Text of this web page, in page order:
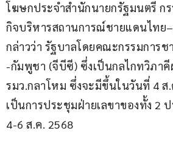
โฆษกประจำสำนักนายกรัฐมนตรี ก
กิจบริหารสถานการณ์ชายแดนไทย
กล่าวว่า รัฐบาลโดยคณะกรรมการ
-กัมพูชา (จีบีซี) ซึ่งเป็นกลไกทวิภา
รมว.กลาโหม ซึ่งจะมีขึ้นในวันที่ 4 ส
เป็นการประชุมฝ่ายเลขาของทั้ง 2
4-6 ส.ค. 2568